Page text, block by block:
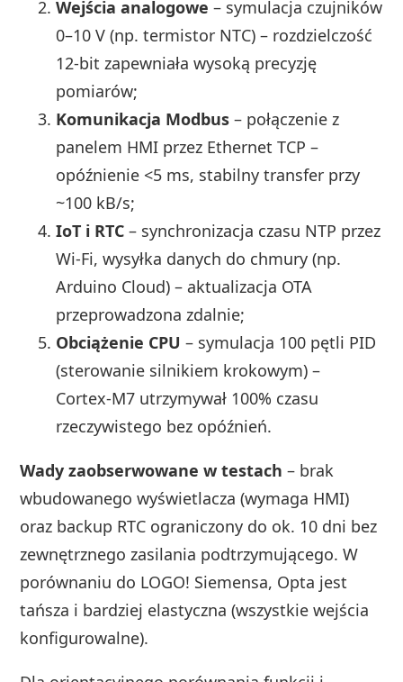
Wejścia analogowe – symulacja czujników
0–10 V (np. termistor NTC) – rozdzielczość
12‑bit zapewniała wysoką precyzję
pomiarów;
Komunikacja Modbus – połączenie z
panelem HMI przez Ethernet TCP –
opóźnienie <5 ms, stabilny transfer przy
~100 kB/s;
IoT i RTC – synchronizacja czasu NTP przez
Wi‑Fi, wysyłka danych do chmury (np.
Arduino Cloud) – aktualizacja OTA
przeprowadzona zdalnie;
Obciążenie CPU – symulacja 100 pętli PID
(sterowanie silnikiem krokowym) –
Cortex‑M7 utrzymywał 100% czasu
rzeczywistego bez opóźnień.
Wady zaobserwowane w testach – brak
wbudowanego wyświetlacza (wymaga HMI)
oraz backup RTC ograniczony do ok. 10 dni bez
zewnętrznego zasilania podtrzymującego. W
porównaniu do LOGO! Siemensa, Opta jest
tańsza i bardziej elastyczna (wszystkie wejścia
konfigurowalne).